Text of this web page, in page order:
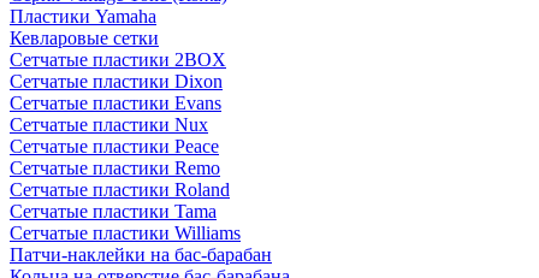
Пластики Yamaha
Кевларовые сетки
Сетчатые пластики 2BOX
Сетчатые пластики Dixon
Сетчатые пластики Evans
Сетчатые пластики Nux
Сетчатые пластики Peace
Сетчатые пластики Remo
Сетчатые пластики Roland
Сетчатые пластики Tama
Сетчатые пластики Williams
Патчи-наклейки на бас-барабан